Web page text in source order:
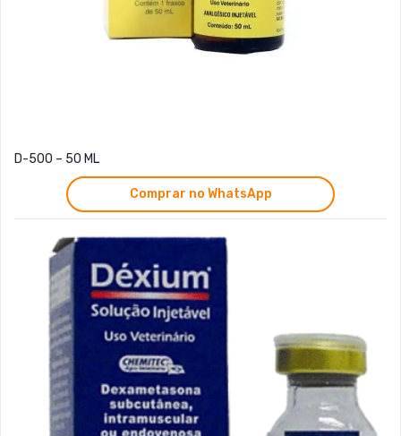
D-500 – 50 ML
Comprar no WhatsApp